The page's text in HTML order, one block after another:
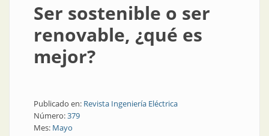
Ser sostenible o ser
renovable, ¿qué es
mejor?
Publicado en: Revista Ingeniería Eléctrica
Número:379
Mes: Mayo